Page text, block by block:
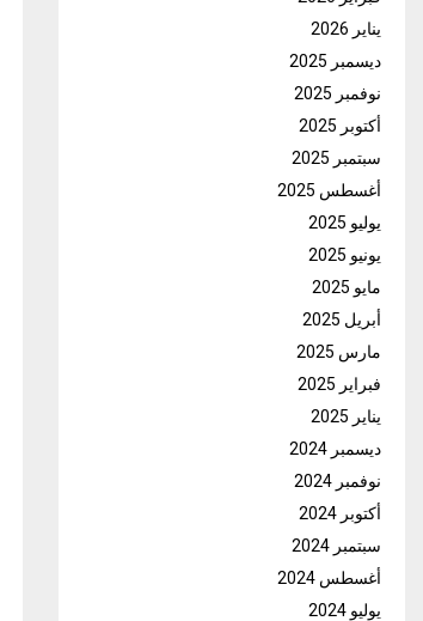
يناير 2026
ديسمبر 2025
نوفمبر 2025
أكتوبر 2025
سبتمبر 2025
أغسطس 2025
يوليو 2025
يونيو 2025
مايو 2025
أبريل 2025
مارس 2025
فبراير 2025
يناير 2025
ديسمبر 2024
نوفمبر 2024
أكتوبر 2024
سبتمبر 2024
أغسطس 2024
يوليو 2024